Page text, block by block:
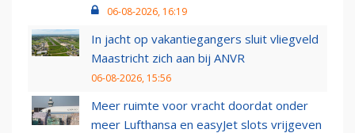
06-08-2026, 16:19
In jacht op vakantiegangers sluit vliegveld
Maastricht zich aan bij ANVR
06-08-2026, 15:56
Meer ruimte voor vracht doordat onder
meer Lufthansa en easyJet slots vrijgeven